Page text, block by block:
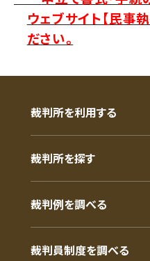
ウェブサイト【民事
ださい。
裁判所を利用する
裁判所を探す
裁判例を調べる
裁判員制度を調べる